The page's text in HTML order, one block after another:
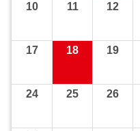
10 11 12
17 18 19
24 25 26